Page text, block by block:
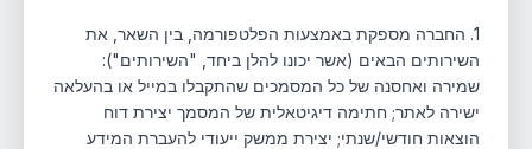
1. החברה מספקת באמצעות הפלטפורמה, בין השאר, את
השירותים הבאים (אשר יכונו להלן ביחד, "השירותים"):
שמירה ואחסנה של כל המסמכים שהתקבלו במייל או בהעלאה
ישירה לאתר; חתימה דיגיטאלית של המסמך יצירת דוח
הוצאות חודשי/שנתי; יצירת ממשק ייעודי להעברת המידע